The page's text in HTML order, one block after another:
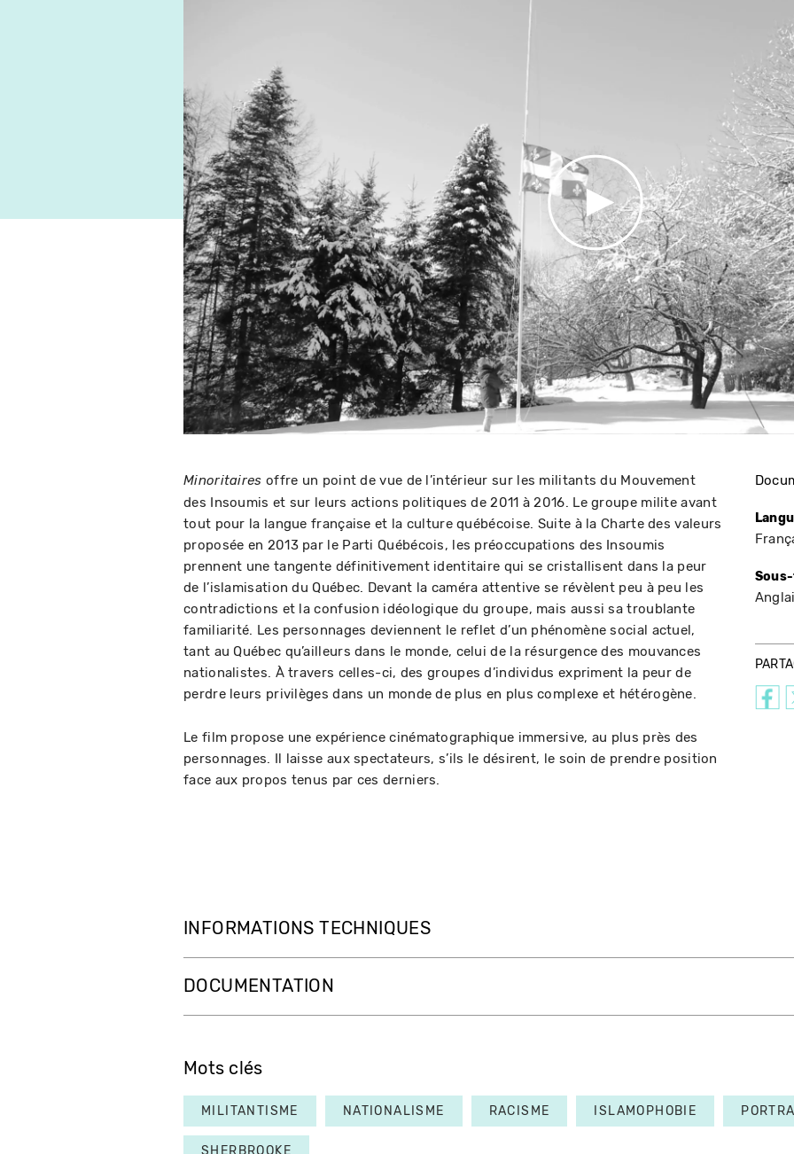
Minoritaires offre un point de vue de l’intérieur sur les militants du Mouvement
des Insoumis et sur leurs actions politiques de 2011 à 2016. Le groupe milite avant
tout pour la langue française et la culture québécoise. Suite à la Charte des valeurs
proposée en 2013 par le Parti Québécois, les préoccupations des Insoumis
prennent une tangente définitivement identitaire qui se cristallisent dans la peur
de l’islamisation du Québec. Devant la caméra attentive se révèlent peu à peu les
contradictions et la confusion idéologique du groupe, mais aussi sa troublante
familiarité. Les personnages deviennent le reflet d’un phénomène social actuel,
tant au Québec qu’ailleurs dans le monde, celui de la résurgence des mouvances
nationalistes. À travers celles-ci, des groupes d’individus expriment la peur de
perdre leurs privilèges dans un monde de plus en plus complexe et hétérogène.
Le film propose une expérience cinématographique immersive, au plus près des
personnages. Il laisse aux spectateurs, s’ils le désirent, le soin de prendre position
face aux propos tenus par ces derniers.
INFORMATIONS TECHNIQUES
DOCUMENTATION
Mots clés
MILITANTISME NATIONALISME RACISME ISLAMOPHOBIE